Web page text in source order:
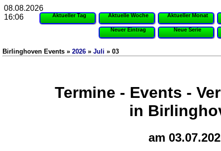
Aktueller Tag Aktuelle Woche Aktueller Monat
Neuer Eintrag Neue Serie
Birlinghoven Events » 2026 » Juli » 03
Termine - Events -
in
am
08.08.2026
16:06